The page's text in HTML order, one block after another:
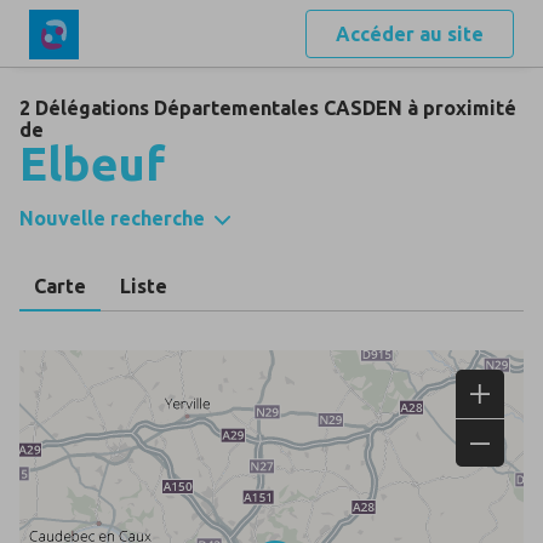
Accéder au site
2 Délégations Départementales CASDEN à proximité
de
Elbeuf
Nouvelle recherche
Carte Liste